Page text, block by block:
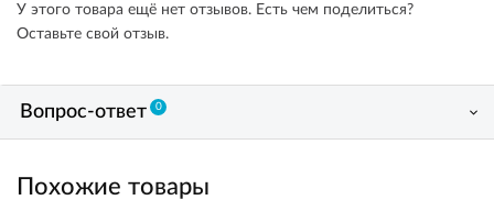
У этого товара ещё нет отзывов. Есть чем поделиться?
Оставьте свой отзыв.
Вопрос-ответ 0
Похожие товары